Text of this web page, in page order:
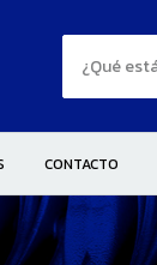
CONTACTO